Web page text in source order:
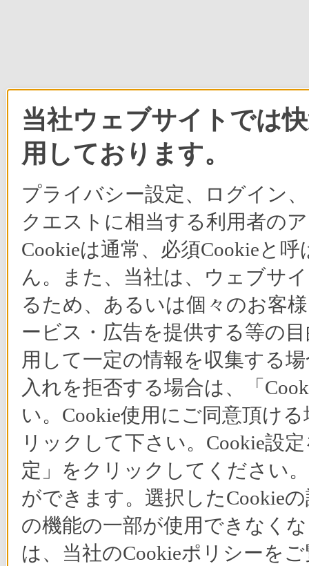
当社ウェブサイトでは
用しております。
プライバシー設定、ログイン
クエストに相当する利用者の
Cookieは通常、必須Cookieと
ん。また、当社は、ウェブサ
るため、あるいは個々のお客
ービス・広告を提供する等の
用して一定の情報を収集する
入れを拒否する場合は、「
い。Cookie使用にご同意頂け
リックして下さい。Cookie設
定」をクリックしてください
ができます。選択したCookie
の機能の一部が使用できなく
は、当社のCookieポリシーを